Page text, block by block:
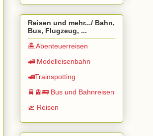
Reisen und mehr.../ Bahn,
Bus, Flugzeug, ...
🏝️Abenteuerreisen
🚄 Modelleisenbahn
🚅Trainspotting
🚆🚊🚌 Bus und Bahnreisen
🛫 Reisen